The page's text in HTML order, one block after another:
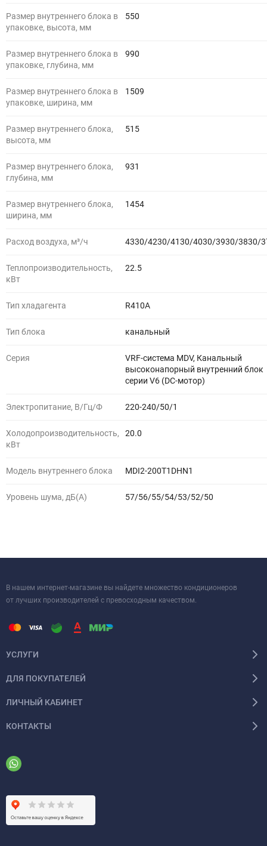
Размер внутреннего блока в
упаковке, высота, мм
550
Размер внутреннего блока в
упаковке, глубина, мм
990
Размер внутреннего блока в
упаковке, ширина, мм
1509
Размер внутреннего блока,
высота, мм
515
Размер внутреннего блока,
глубина, мм
931
Размер внутреннего блока,
ширина, мм
1454
Расход воздуха, м³/ч 4330/4230/4130/4030/3930/3830/
Теплопроизводительность,
кВт
22.5
Тип хладагента R410A
Тип блока канальный
Серия
VRF-система MDV, Канальный
высоконапорный внутренний блок
серии V6 (DC-мотор)
Электропитание, В/Гц/Ф 220-240/50/1
Холодопроизводительность,
кВт
20.0
Модель внутреннего блока MDI2-200T1DHN1
Уровень шума, дБ(A) 57/56/55/54/53/52/50
В нашем интернет-магазине вы найдете множество кондиционеров
от лучших производителей с превосходным качеством.
УСЛУГИ
ДЛЯ ПОКУПАТЕЛЕЙ
ЛИЧНЫЙ КАБИНЕТ
КОНТАКТЫ